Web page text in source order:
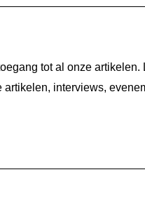
tot al onze artikelen.
interviews,